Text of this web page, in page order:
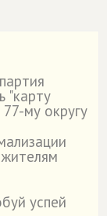
"карту
му округу
успей